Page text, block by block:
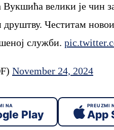
велики је чин
Честитам
служби.
November 24, 2024
NA
Play
PREUZMI
App